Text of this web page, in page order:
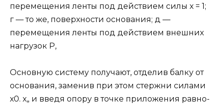
перемещения ленты под действием силы х = 1;
г — то же, поверхности основания; д —
перемещения ленты под действием внешних
нагрузок Р,
Основную систему получают, отделив балку от
основания, заменив при этом стержни силами
х0. х„ и введя опору в точке приложения равно­